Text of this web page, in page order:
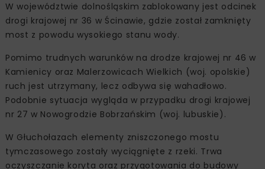
W województwie dolnośląskim zablokowany jest odcinek
drogi krajowej nr 36 w Ścinawie, gdzie został zamknięty
most z powodu wysokiego stanu wody.
Pomimo trudnych warunków na drodze krajowej nr 46 w
Kamienicy oraz Malerzowicach Wielkich (woj. opolskie)
ruch jest utrzymany, lecz odbywa się wahadłowo.
Podobnie sytuacja wygląda w przypadku drogi krajowej
nr 27 w Nowogrodzie Bobrzańskim (woj. lubuskie).
W Głuchołazach elementy zniszczonego mostu
tymczasowego zostały wyciągnięte z rzeki. Trwa
oczyszczanie koryta oraz przygotowania do budowy